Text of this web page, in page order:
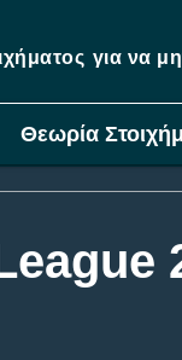
για να
Θεωρία